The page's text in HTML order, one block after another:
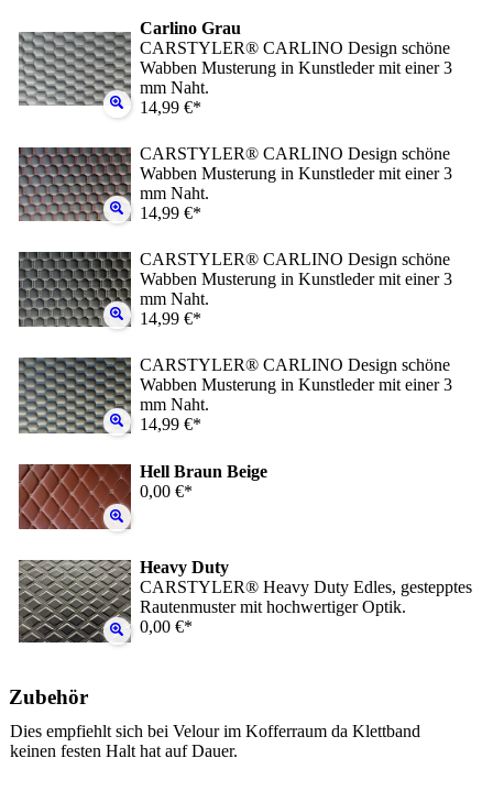
Carlino Grau
CARSTYLER® CARLINO Design schöne
Wabben Musterung in Kunstleder mit einer 3
mm Naht.
14,99 €*
CARSTYLER® CARLINO Design schöne
Wabben Musterung in Kunstleder mit einer 3
mm Naht.
14,99 €*
CARSTYLER® CARLINO Design schöne
Wabben Musterung in Kunstleder mit einer 3
mm Naht.
14,99 €*
CARSTYLER® CARLINO Design schöne
Wabben Musterung in Kunstleder mit einer 3
mm Naht.
14,99 €*
Hell Braun Beige
0,00 €*
Heavy Duty
CARSTYLER® Heavy Duty Edles, gestepptes
Rautenmuster mit hochwertiger Optik.
0,00 €*
Zubehör
Dies empfiehlt sich bei Velour im Kofferraum da Klettband
keinen festen Halt hat auf Dauer.